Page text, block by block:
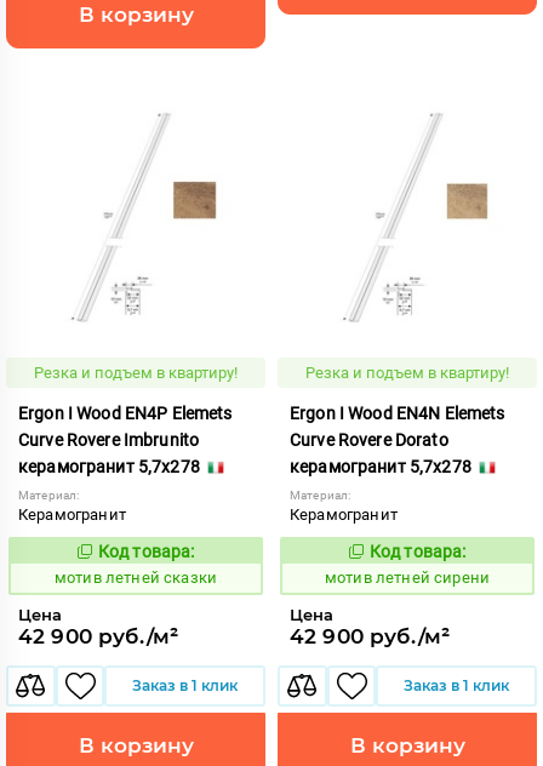
В корзину
Резка и подъем в квартиру!
Ergon I Wood EN4P Elemets
Curve Rovere Imbrunito
керамогранит 5,7x278
Материал:
Керамогранит
1037215
Код товара:
мотив летней сказки
Цена
42 900 руб./м²
Заказ в 1 клик
В корзину
Резка и подъем в квартиру!
Ergon I Wood EN4N Elemets
Curve Rovere Dorato
керамогранит 5,7x278
Материал:
Керамогранит
1037214
Код товара:
мотив летней сирени
Цена
42 900 руб./м²
Заказ в 1 клик
В корзину